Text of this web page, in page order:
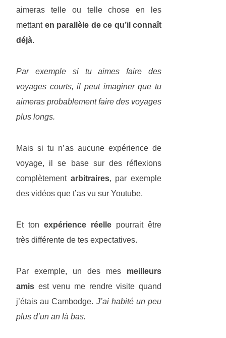
aimeras telle ou telle chose en les
mettant en parallèle de ce qu’il connaît
déjà.
Par exemple si tu aimes faire des
voyages courts, il peut imaginer que tu
aimeras probablement faire des voyages
plus longs.
Mais si tu n’as aucune expérience de
voyage, il se base sur des réflexions
complètement arbitraires, par exemple
des vidéos que t’as vu sur Youtube.
Et ton expérience réelle pourrait être
très différente de tes expectatives.
Par exemple, un des mes meilleurs
amis est venu me rendre visite quand
j’étais au Cambodge. J’ai habité un peu
plus d’un an là bas.